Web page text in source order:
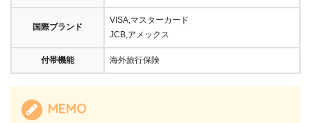
国際ブランド
VISA,マスターカード
JCB,アメックス
付帯機能 海外旅行保険
MEMO